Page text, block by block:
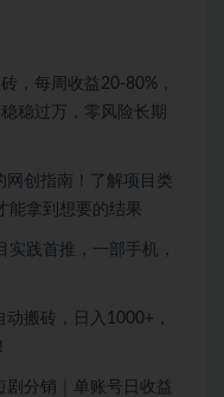
，每周收益20-80%，
稳过万，零风险长期
网创指南！了解项目类
能拿到想要的结果
实践首推，一部手机，
动搬砖，日入1000+，
剧分销｜单账号日收益